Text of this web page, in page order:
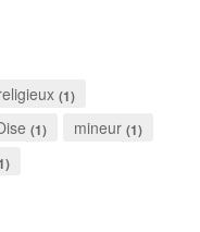
(1)
(1) mineur (1)